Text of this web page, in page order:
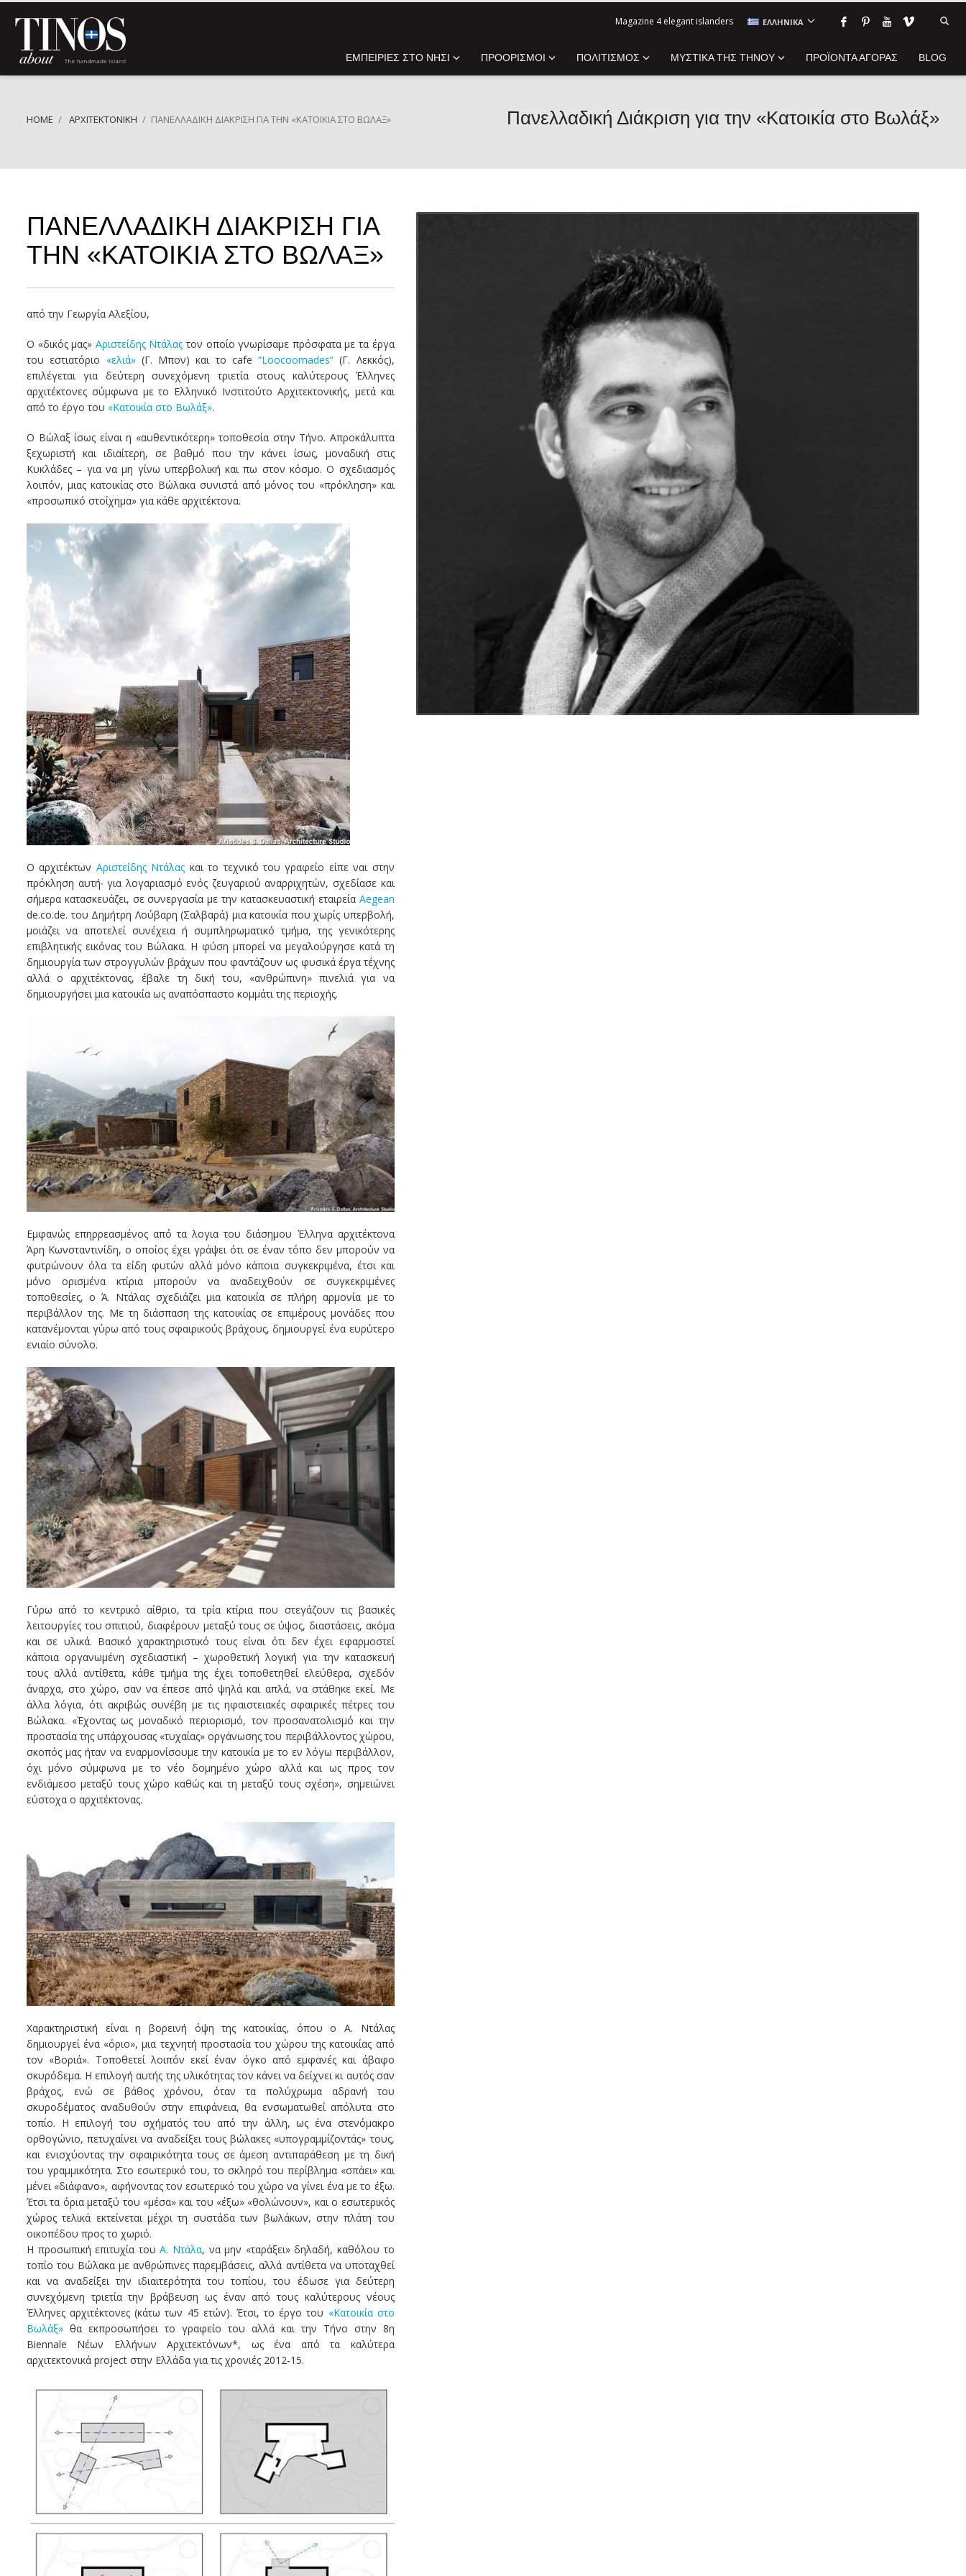
Magazine 4 elegant islanders ΕΛΛΗΝΙΚΆ
ΕΜΠΕΙΡΙΕΣ ΣΤΟ ΝΗΣΙ ΠΡΟΟΡΙΣΜΟΙ ΠΟΛΙΤΙΣΜΟΣ ΜΥΣΤΙΚΑ ΤΗΣ ΤΗΝΟΥ ΠΡΟΪΟΝΤΑ ΑΓΟΡΑΣ BLOG
HOME ΑΡΧΙΤΕΚΤΟΝΙΚΉ ΠΑΝΕΛΛΑΔΙΚΉ ΔΙΆΚΡΙΣΗ ΓΙΑ ΤΗΝ «ΚΑΤΟΙΚΊΑ ΣΤΟ ΒΩΛΆΞ» Πανελλαδική Διάκριση για την «Κατοικία στο Βωλάξ»
ΠΑΝΕΛΛΑΔΙΚΉ ΔΙΆΚΡΙΣΗ ΓΙΑ
ΤΗΝ «ΚΑΤΟΙΚΊΑ ΣΤΟ ΒΩΛΆΞ»
από την Γεωργία Αλεξίου,
Ο «δικός μας» Αριστείδης Ντάλας τον οποίο γνωρίσαμε πρόσφατα με τα έργα
του εστιατόριο «ελιά»(Γ. Μπον) και το cafe“Loocoomades” (Γ. Λεκκός),
επιλέγεται για δεύτερη συνεχόμενη τριετία στους καλύτερους Έλληνες
αρχιτέκτονες σύμφωνα με το Ελληνικό Ινστιτούτο Αρχιτεκτονικής, μετά και
από το έργο του «Κατοικία στο Βωλάξ».
Ο Βώλαξ ίσως είναι η «αυθεντικότερη» τοποθεσία στην Τήνο. Απροκάλυπτα
ξεχωριστή και ιδιαίτερη, σε βαθμό που την κάνει ίσως, μοναδική στις
Κυκλάδες – για να μη γίνω υπερβολική και πω στον κόσμο. Ο σχεδιασμός
λοιπόν, μιας κατοικίας στο Βώλακα συνιστά από μόνος του «πρόκληση» και
«προσωπικό στοίχημα» για κάθε αρχιτέκτονα.
Ο αρχιτέκτων Αριστείδης Ντάλας και το τεχνικό του γραφείο είπε ναι στην
πρόκληση αυτή∙ για λογαριασμό ενός ζευγαριού αναρριχητών, σχεδίασε και
σήμερα κατασκευάζει, σε συνεργασία με την κατασκευαστική εταιρεία Aegean
de.co.de. του Δημήτρη Λούβαρη (Σαλβαρά) μια κατοικία που χωρίς υπερβολή,
μοιάζει να αποτελεί συνέχεια ή συμπληρωματικό τμήμα, της γενικότερης
επιβλητικής εικόνας του Βώλακα. Η φύση μπορεί να μεγαλούργησε κατά τη
δημιουργία των στρογγυλών βράχων που φαντάζουν ως φυσικά έργα τέχνης
αλλά ο αρχιτέκτονας, έβαλε τη δική του, «ανθρώπινη» πινελιά για να
δημιουργήσει μια κατοικία ως αναπόσπαστο κομμάτι της περιοχής.
Εμφανώς επηρρεασμένος από τα λογια του διάσημου Έλληνα αρχιτέκτονα
Άρη Κωνσταντινίδη, ο οποίος έχει γράψει ότι σε έναν τόπο δεν μπορούν να
φυτρώνουν όλα τα είδη φυτών αλλά μόνο κάποια συγκεκριμένα, έτσι και
μόνο ορισμένα κτίρια μπορούν να αναδειχθούν σε συγκεκριμένες
τοποθεσίες, ο Ά. Ντάλας σχεδιάζει μια κατοικία σε πλήρη αρμονία με το
περιβάλλον της. Με τη διάσπαση της κατοικίας σε επιμέρους μονάδες που
κατανέμονται γύρω από τους σφαιρικούς βράχους, δημιουργεί ένα ευρύτερο
ενιαίο σύνολο.
Γύρω από το κεντρικό αίθριο, τα τρία κτίρια που στεγάζουν τις βασικές
λειτουργίες του σπιτιού, διαφέρουν μεταξύ τους σε ύψος, διαστάσεις, ακόμα
και σε υλικά. Βασικό χαρακτηριστικό τους είναι ότι δεν έχει εφαρμοστεί
κάποια οργανωμένη σχεδιαστική – χωροθετική λογική για την κατασκευή
τους αλλά αντίθετα, κάθε τμήμα της έχει τοποθετηθεί ελεύθερα, σχεδόν
άναρχα, στο χώρο, σαν να έπεσε από ψηλά και απλά, να στάθηκε εκεί. Με
άλλα λόγια, ότι ακριβώς συνέβη με τις ηφαιστειακές σφαιρικές πέτρες του
Βώλακα. «Έχοντας ως μοναδικό περιορισμό, τον προσανατολισμό και την
προστασία της υπάρχουσας «τυχαίας» οργάνωσης του περιβάλλοντος χώρου,
σκοπός μας ήταν να εναρμονίσουμε την κατοικία με το εν λόγω περιβάλλον,
όχι μόνο σύμφωνα με το νέο δομημένο χώρο αλλά και ως προς τον
ενδιάμεσο μεταξύ τους χώρο καθώς και τη μεταξύ τους σχέση», σημειώνει
εύστοχα ο αρχιτέκτονας.
Χαρακτηριστική είναι η βορεινή όψη της κατοικίας, όπου ο Α. Ντάλας
δημιουργεί ένα «όριο», μια τεχνητή προστασία του χώρου της κατοικίας από
τον «Βοριά». Τοποθετεί λοιπόν εκεί έναν όγκο από εμφανές και άβαφο
σκυρόδεμα. Η επιλογή αυτής της υλικότητας τον κάνει να δείχνει κι αυτός σαν
βράχος, ενώ σε βάθος χρόνου, όταν τα πολύχρωμα αδρανή του
σκυροδέματος αναδυθούν στην επιφάνεια, θα ενσωματωθεί απόλυτα στο
τοπίο. Η επιλογή του σχήματός του από την άλλη, ως ένα στενόμακρο
ορθογώνιο, πετυχαίνει να αναδείξει τους βώλακες «υπογραμμίζοντάς» τους,
και ενισχύοντας την σφαιρικότητα τους σε άμεση αντιπαράθεση με τη δική
του γραμμικότητα. Στο εσωτερικό του, το σκληρό του περίβλημα «σπάει» και
μένει «διάφανο», αφήνοντας τον εσωτερικό του χώρο να γίνει ένα με το έξω.
Έτσι τα όρια μεταξύ του «μέσα» και του «έξω» «θολώνουν», και ο εσωτερικός
χώρος τελικά εκτείνεται μέχρι τη συστάδα των βωλάκων, στην πλάτη του
οικοπέδου προς το χωριό.
Η προσωπική επιτυχία τουΑ. Ντάλα, να μην «ταράξει» δηλαδή, καθόλου το
τοπίο του Βώλακα με ανθρώπινες παρεμβάσεις, αλλά αντίθετα να υποταχθεί
και να αναδείξει την ιδιαιτερότητα του τοπίου, του έδωσε για δεύτερη
συνεχόμενη τριετία την βράβευση ως έναν από τους καλύτερους νέους
Έλληνες αρχιτέκτονες (κάτω των 45 ετών). Έτσι, το έργο του «Κατοικία στο
Βωλάξ» θα εκπροσωπήσει το γραφείο του αλλά και την Τήνο στην 8η
Biennale Νέων Ελλήνων Αρχιτεκτόνων*, ως ένα από τα καλύτερα
αρχιτεκτονικά project στην Ελλάδα για τις χρονιές 2012-15.